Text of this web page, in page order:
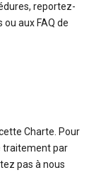
reportez-
aux FAQ de
Charte. Pour
traitement par
pas à nous